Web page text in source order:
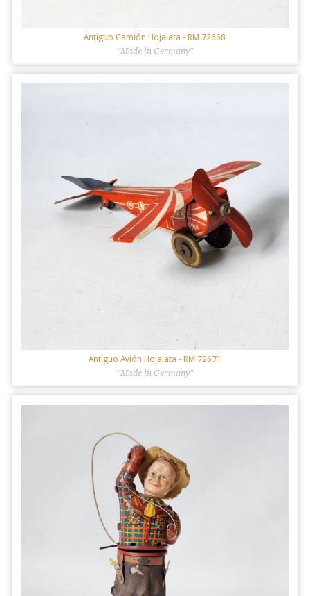
Antiguo Camión Hojalata - RM 72668
"Made in Germany"
Antiguo Avión Hojalata - RM 72671
"Made in Germany"